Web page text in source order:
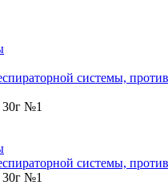
системы,
30г №1
системы,
30г №1